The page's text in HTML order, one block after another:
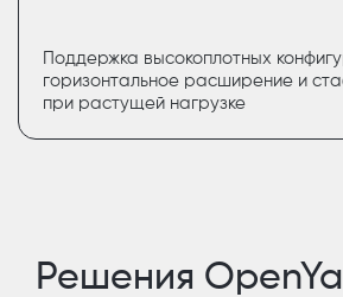
Поддержка высокоплотных
горизонтальное расширение и
при растущей нагрузке
Решения